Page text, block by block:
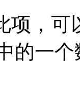
项，可
的一